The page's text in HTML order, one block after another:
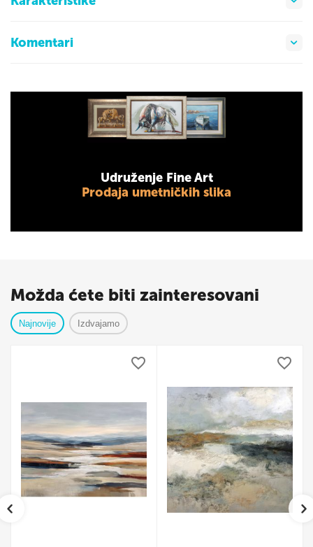
Komentari
Udruženje Fine Art
Prodaja umetničkih slika
Možda ćete biti zainteresovani
Najnovije Izdvajamo